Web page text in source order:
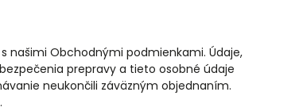
našimi Obchodnými podmienkami. Údaje,
prepravy a tieto osobné údaje
neukončili záväzným objednaním.
.